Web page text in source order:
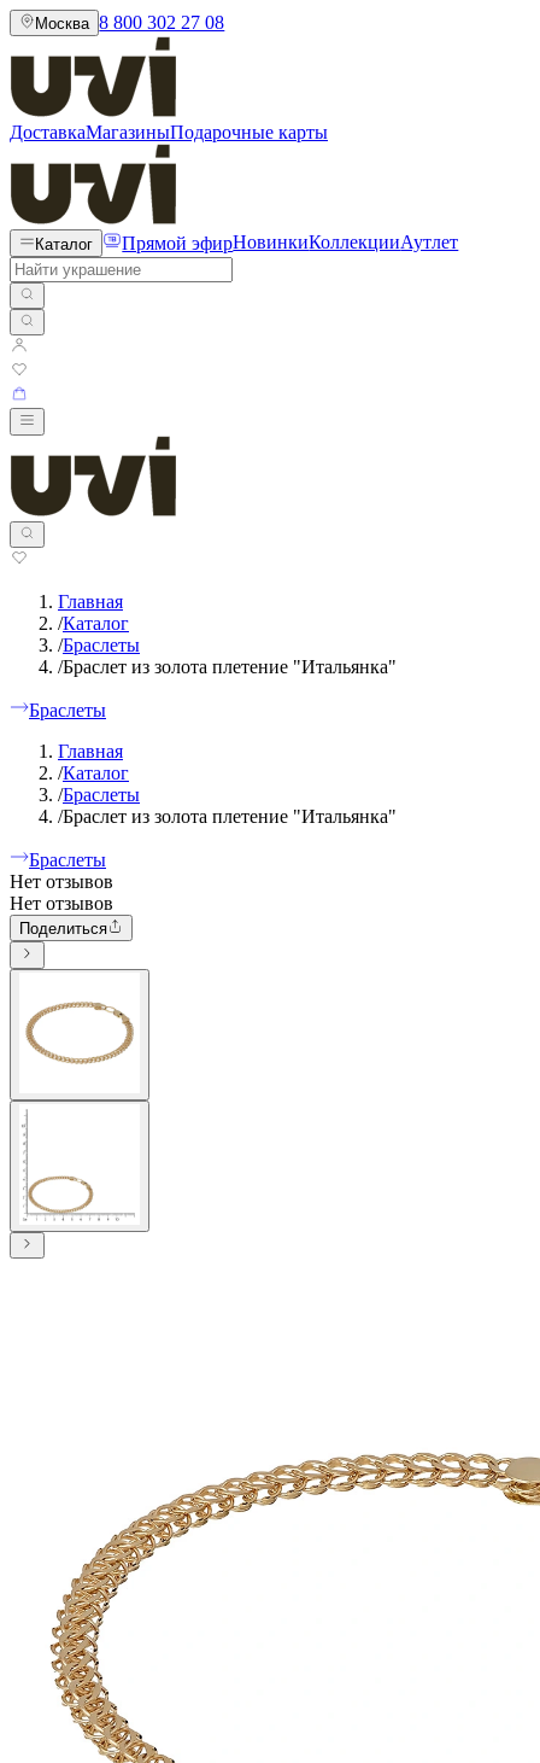
Москва 8 800 302 27 08
ДоставкаМагазиныПодарочные карты
Каталог Прямой эфирНовинкиКоллекцииАутлет
Главная
/Каталог
/Браслеты
/Браслет из золота плетение "Итальянка"
Браслеты
Главная
/Каталог
/Браслеты
/Браслет из золота плетение "Итальянка"
Браслеты
Нет отзывов
Нет отзывов
Поделиться